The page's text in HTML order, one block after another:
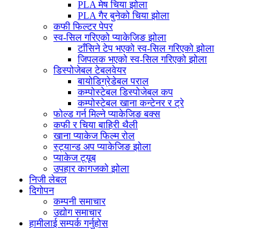
PLA मेष चिया झोला
PLA गैर बुनेको चिया झोला
कफी फिल्टर पेपर
स्व-सिल गरिएको प्याकेजिङ झोला
टाँसिने टेप भएको स्व-सिल गरिएको झोला
जिपलक भएको स्व-सिल गरिएको झोला
डिस्पोजेबल टेबलवेयर
बायोडिग्रेडेबल पराल
कम्पोस्टेबल डिस्पोजेबल कप
कम्पोस्टेबल खाना कन्टेनर र ट्रे
फोल्ड गर्न मिल्ने प्याकेजिङ बक्स
कफी र चिया बाहिरी थैली
खाना प्याकेज फिल्म रोल
स्ट्यान्ड अप प्याकेजिङ झोला
प्याकेज ट्यूब
उपहार कागजको झोला
निजी लेबल
दिगोपन
कम्पनी समाचार
उद्योग समाचार
हामीलाई सम्पर्क गर्नुहोस